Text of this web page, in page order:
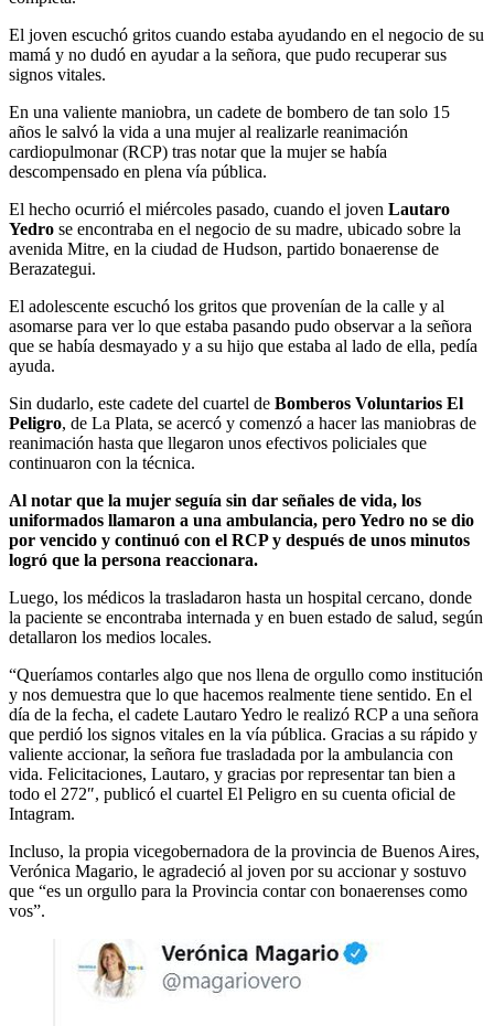
El joven escuchó gritos cuando estaba ayudando en el negocio de su
mamá y no dudó en ayudar a la señora, que pudo recuperar sus
signos vitales.
En una valiente maniobra, un cadete de bombero de tan solo 15
años le salvó la vida a una mujer al realizarle reanimación
cardiopulmonar (RCP) tras notar que la mujer se había
descompensado en plena vía pública.
El hecho ocurrió el miércoles pasado, cuando el joven Lautaro
Yedro se encontraba en el negocio de su madre, ubicado sobre la
avenida Mitre, en la ciudad de Hudson, partido bonaerense de
Berazategui.
El adolescente escuchó los gritos que provenían de la calle y al
asomarse para ver lo que estaba pasando pudo observar a la señora
que se había desmayado y a su hijo que estaba al lado de ella, pedía
ayuda.
Sin dudarlo, este cadete del cuartel de Bomberos Voluntarios El
Peligro, de La Plata, se acercó y comenzó a hacer las maniobras de
reanimación hasta que llegaron unos efectivos policiales que
continuaron con la técnica.
Al notar que la mujer seguía sin dar señales de vida, los
uniformados llamaron a una ambulancia, pero Yedro no se dio
por vencido y continuó con el RCP y después de unos minutos
logró que la persona reaccionara.
Luego, los médicos la trasladaron hasta un hospital cercano, donde
la paciente se encontraba internada y en buen estado de salud, según
detallaron los medios locales.
“Queríamos contarles algo que nos llena de orgullo como institución
y nos demuestra que lo que hacemos realmente tiene sentido. En el
día de la fecha, el cadete Lautaro Yedro le realizó RCP a una señora
que perdió los signos vitales en la vía pública. Gracias a su rápido y
valiente accionar, la señora fue trasladada por la ambulancia con
vida. Felicitaciones, Lautaro, y gracias por representar tan bien a
todo el 272″, publicó el cuartel El Peligro en su cuenta oficial de
Intagram.
Incluso, la propia vicegobernadora de la provincia de Buenos Aires,
Verónica Magario, le agradeció al joven por su accionar y sostuvo
que “es un orgullo para la Provincia contar con bonaerenses como
vos”.